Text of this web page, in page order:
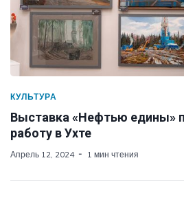
КУЛЬТУРА
Выставка «Нефтью едины»
работу в Ухте
Апрель 12, 2024 1 мин чтения